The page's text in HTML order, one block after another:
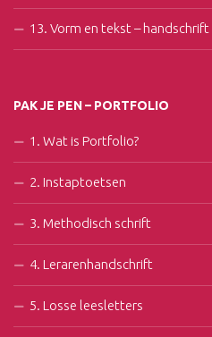
13. Vorm en tekst – handschrift
PAK JE PEN – PORTFOLIO
1. Wat is Portfolio?
2. Instaptoetsen
3. Methodisch schrift
4. Lerarenhandschrift
5. Losse leesletters